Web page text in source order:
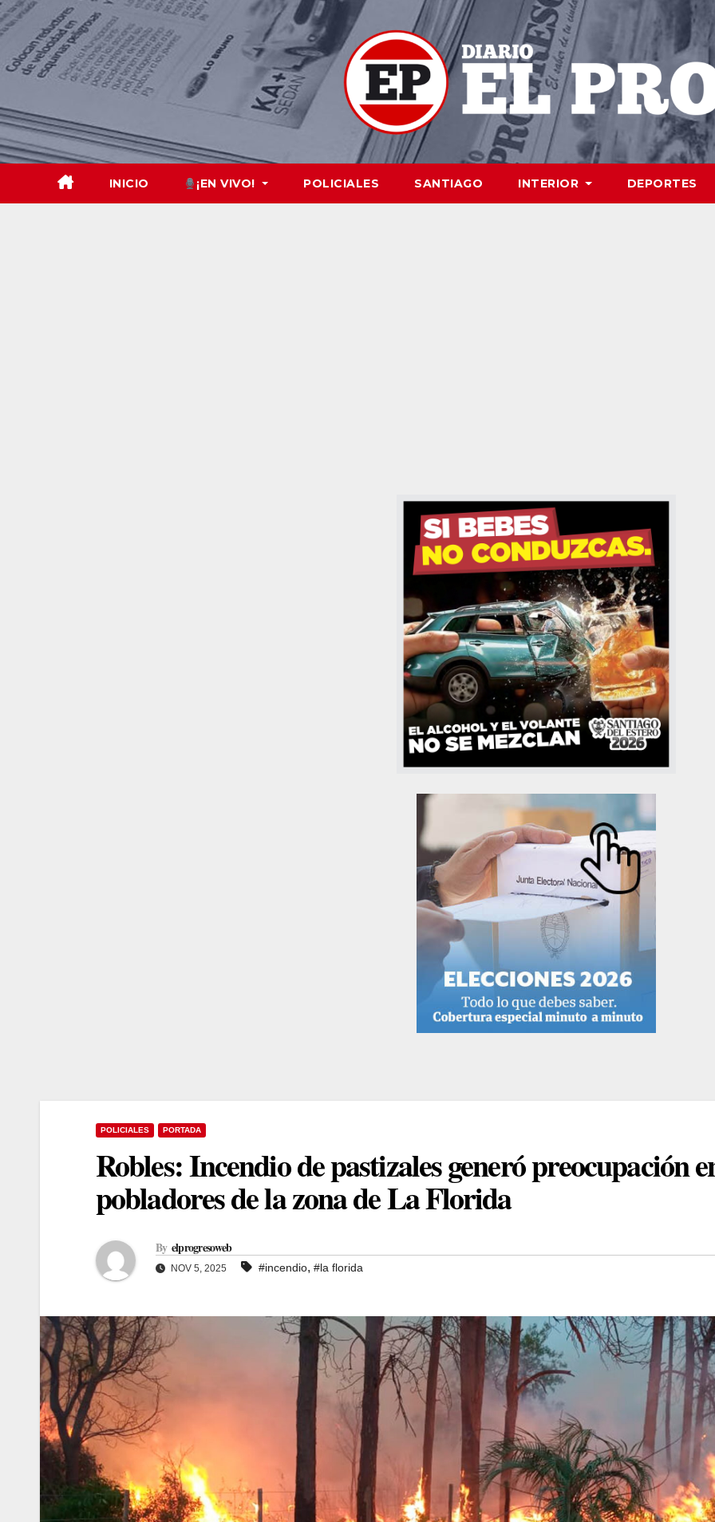
Skip
to
content
INICIO ¡EN VIVO! POLICIALES SANTIAGO INTERIOR DEPORTES
POLICIALES PORTADA
Robles: Incendio de pastizales generó preocupación
pobladores de la zona de La Florida
By elprogresoweb
NOV 5, 2025 #incendio, #la florida